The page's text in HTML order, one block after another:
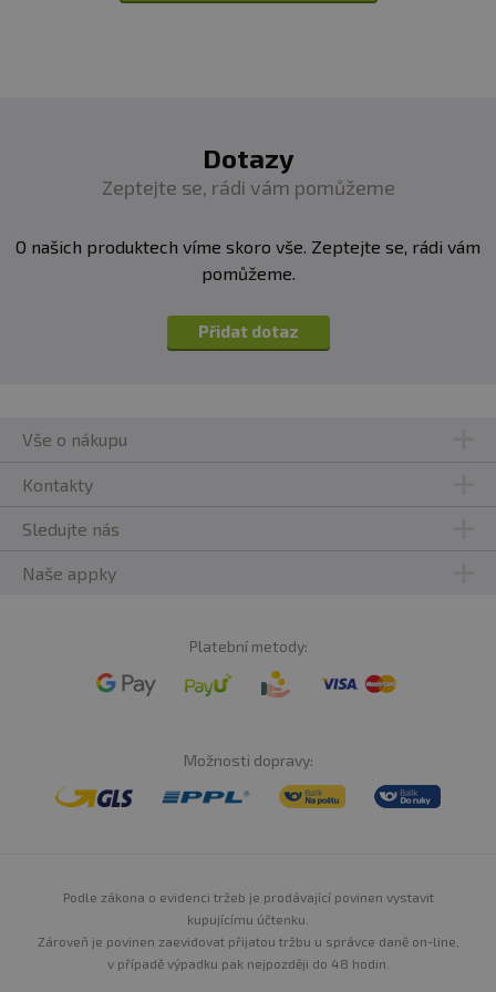
Dotazy
Zeptejte se, rádi vám pomůžeme
O našich produktech víme skoro vše. Zeptejte se, rádi vám
pomůžeme.
Přidat dotaz
Vše o nákupu
Kontakty
Sledujte nás
Naše appky
Platební metody:
Možnosti dopravy:
Podle zákona o evidenci tržeb je prodávající povinen vystavit
kupujícímu účtenku.
Zároveň je povinen zaevidovat přijatou tržbu u správce daně on-line,
v případě výpadku pak nejpozději do 48 hodin.